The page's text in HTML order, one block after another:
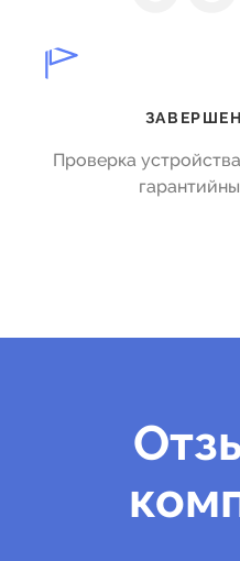
Проверка